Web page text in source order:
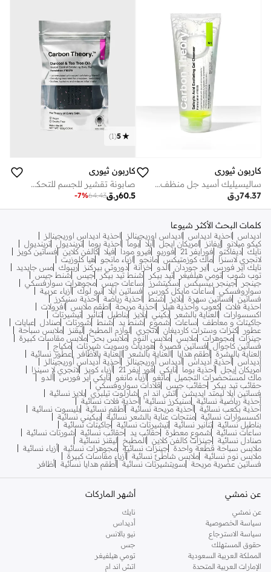
كاربون ثيوري
ساليسيليك أسيد جل منظف مقشر
ر.ق74.37
5
(
1
)
كاربون ثيوري
صابونة تقشير للجسم للتحكم في الحبوب بالفحم وزيت شجرة الشاي
ر.ق60.5
64.43
-7%
كلمات البحث الأكثر شيوعا
اديداس احذية اديداس اديداس اوريجينالز
احذية اديداس اوريجينالز
كيكو ميلانو
إيفانز امريكان ايجل ايلا بوما احذية بوما ترينديول ترينديول
نايك ديفاكتو فورايفر 21 فوريو فيرو مودا فيلا كالفن كلاين فساتين كويز
لانجري لاسنزا
ماك كوزمتيكس مانجو ازياء مانجو
هيا كلوزيت
نايك اير فورس
اير جوردان الدو خزانة دوروثي بيركنز ريبوك مس جايديد
توب شوب تومي هيلفيغر تيد بيكر شنط تيد بيكر جيس
شنط جيس
جينجر
جينجر بيسيكس سكيتشرز ساعات جيس مجوهرات سوارفسكي
سواروفسكي
ساعات مايكل كورس فساتين ايلا نيو لوك أزياء عربية
فساتين
فساتين سهرة بلايز شنط احذية رياضة
احذية سنيكرز
احذية فلات كعوب واحذية هيلز احذية مريحة اطقم ملابس
افرولات
اكسسوارات
العناية بالشعر بكيني بلايز بناطيل تنانير
تيشيرتات
جاكيتات و معاطف
ساعات شموع شنط يد شنط شورتات صنادل
عبايات
عطور
كنزات وسترات كارديغان لانجري لوازم المطبخ ليقنز
ملابس سباحة
جينزات مجوهرات ملابس ملابس النوم ملابس بحر ملابس مقاسات كبيرة
فساتين كاجوال
فساتين قصيرة هوديات وسويت شيرتات مكياج
العناية بالبشرة أطقم هدايا العناية بالشعر العناية بالأظافر
عطور نسائية
أديداس أحذية أديداس أديداس أوريجينالز
أحذية أديداس أوريجينالز
أمريكان إيجل أحذية بوما نايكي فور إيفر 21 أزياء كويز
لانجري لا سينزا
ماك لمستحضرات التجميل مانغو أزياء مانغو نايكي اير فورس ألدو
حقائب تيد بيكر
حقائب جيس
قلادات سواروفسكي
فساتين ايلا ليمتد ايديشن
اتش اند ام شارلوت تيلبري بلايز نسائية
أحذية رياضية نسائية
سنيكرز نسائية أحذية فلات نسائية
أحذية بكعب نسائية أحذية مريحة نسائية أطقم نسائية بليسوت نسائية
اكسسوارات نسائية منتجات عناية بالشعر نسائية بيكيني نسائية
بناطيل نسائية تنانير نسائية تيشيرتات نسائية جاكيتات نسائية
ساعات نسائية
شموع معطرة حقائب يد حقائب نسائية
شورتات نسائية
صنادل نسائية جينزات كالفن كلاين المطبخ
ليقنز نسائية
ملابس سباحة قطعة واحدة جينزات نسائية مجوهرات نسائية أزياء نسائية
ملابس نوم نسائية ملابس شاطئ نسائية أزياء مقاسات كبيرة
فساتين عصرية مريحة
سويتشيرتات نسائية أطقم هدايا نسائية أظافر
عن نمشي
عن نمشي
سياسة الخصوصية
سياسة الاسترجاع
حقوق المستهلك
المملكة العربية السعودية
الإمارات العربية المتحدة
أشهر الماركات
نايك
أديداس
نيو بالانس
جس
تومي هيلفيغر
اتش اند ام